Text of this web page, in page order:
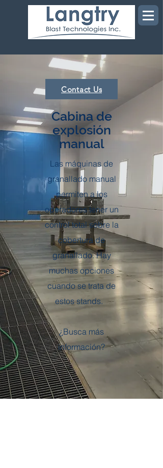
Contact Us
Cabina de
explosión
manual
Las máquinas de
granallado manual
permiten a los
operadores tener un
control total sobre la
cobertura de
granallado. Hay
muchas opciones
cuando se trata de
estos stands.
¿Busca más
información?